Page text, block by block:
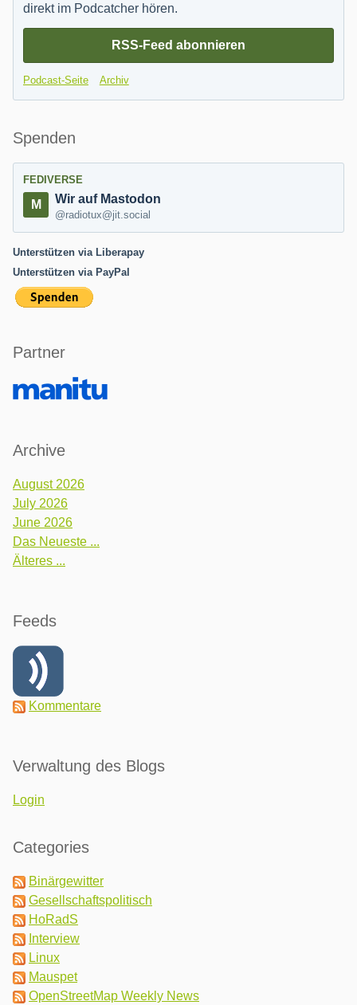
direkt im Podcatcher hören.
RSS-Feed abonnieren
Podcast-Seite Archiv
Spenden
FEDIVERSE
Wir auf Mastodon
@radiotux@jit.social
Unterstützen via Liberapay
Unterstützen via PayPal
Partner
Archive
August 2026
July 2026
June 2026
Das Neueste ...
Älteres ...
Feeds
Kommentare
Verwaltung des Blogs
Login
Categories
Binärgewitter
Gesellschaftspolitisch
HoRadS
Interview
Linux
Mauspet
OpenStreetMap Weekly News